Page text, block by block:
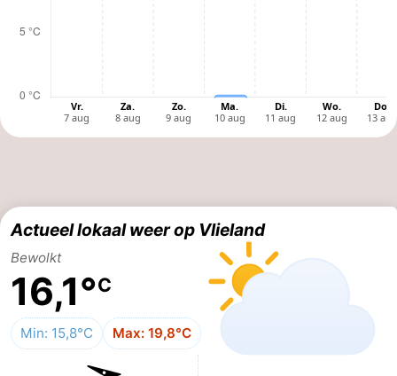
Speeltuinen
Natuur
Sporten
Wandelen
-
Paardrijden
-
Wadlopen
Dokter
Deen
Eten
Actueel lokaal weer op Vlieland
Bewolkt
16,1°C
Min: 15,8°C Max: 19,8°C